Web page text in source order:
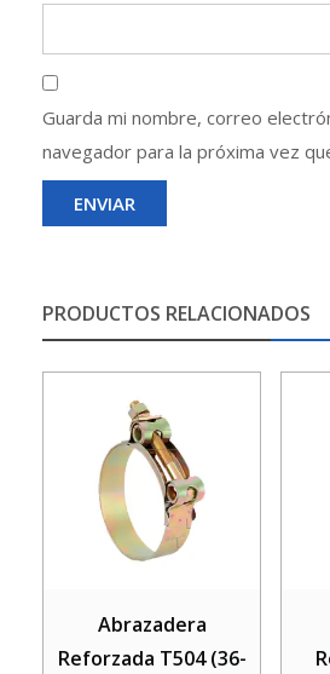
Guarda mi nombre, correo
navegador para la próxima vez
PRODUCTOS RELACIONADOS
Abrazadera
Reforzada T504 (36-